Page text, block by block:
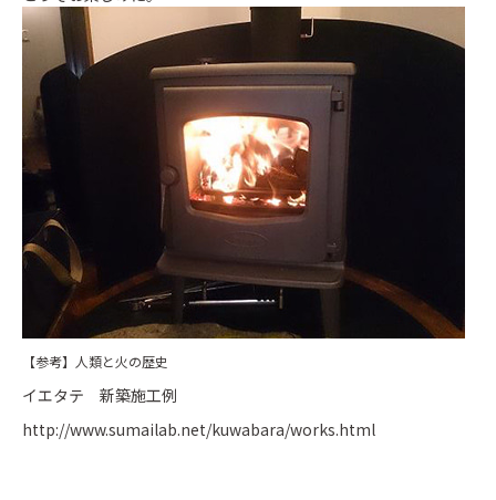
【参考】人類と火の歴史
イエタテ 新築施工例
http://www.sumailab.net/kuwabara/works.html